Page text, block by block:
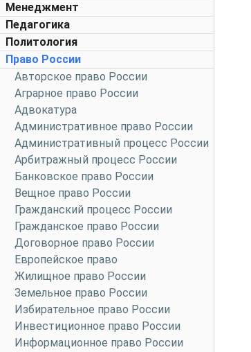
Менеджмент
Педагогика
Политология
Право России
Авторское право России
Аграрное право России
Адвокатура
Административное право России
Административный процесс России
Арбитражный процесс России
Банковское право России
Вещное право России
Гражданский процесс России
Гражданское право России
Договорное право России
Европейское право
Жилищное право России
Земельное право России
Избирательное право России
Инвестиционное право России
Информационное право России